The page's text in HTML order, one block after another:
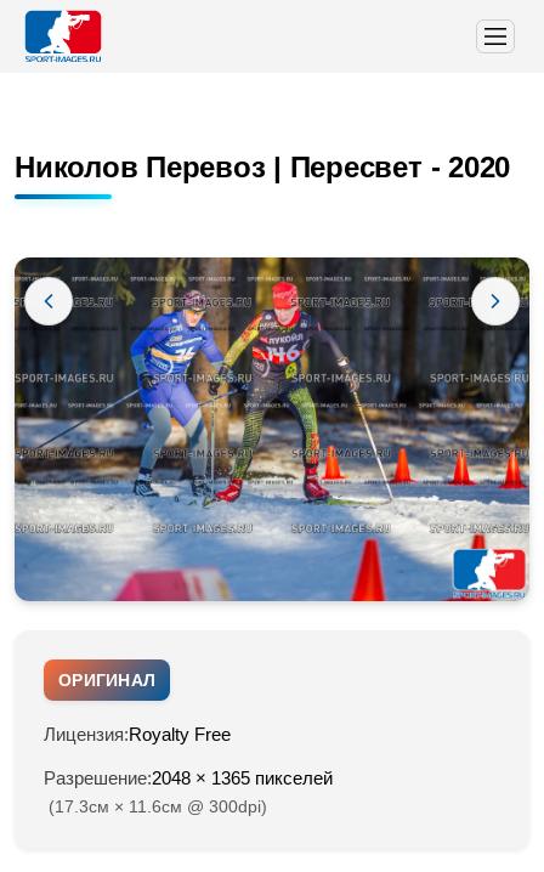
Николов Перевоз | Пересвет - 2020
ОРИГИНАЛ
Лицензия:Royalty Free
Разрешение:2048 × 1365 пикселей
(17.3см × 11.6см @ 300dpi)